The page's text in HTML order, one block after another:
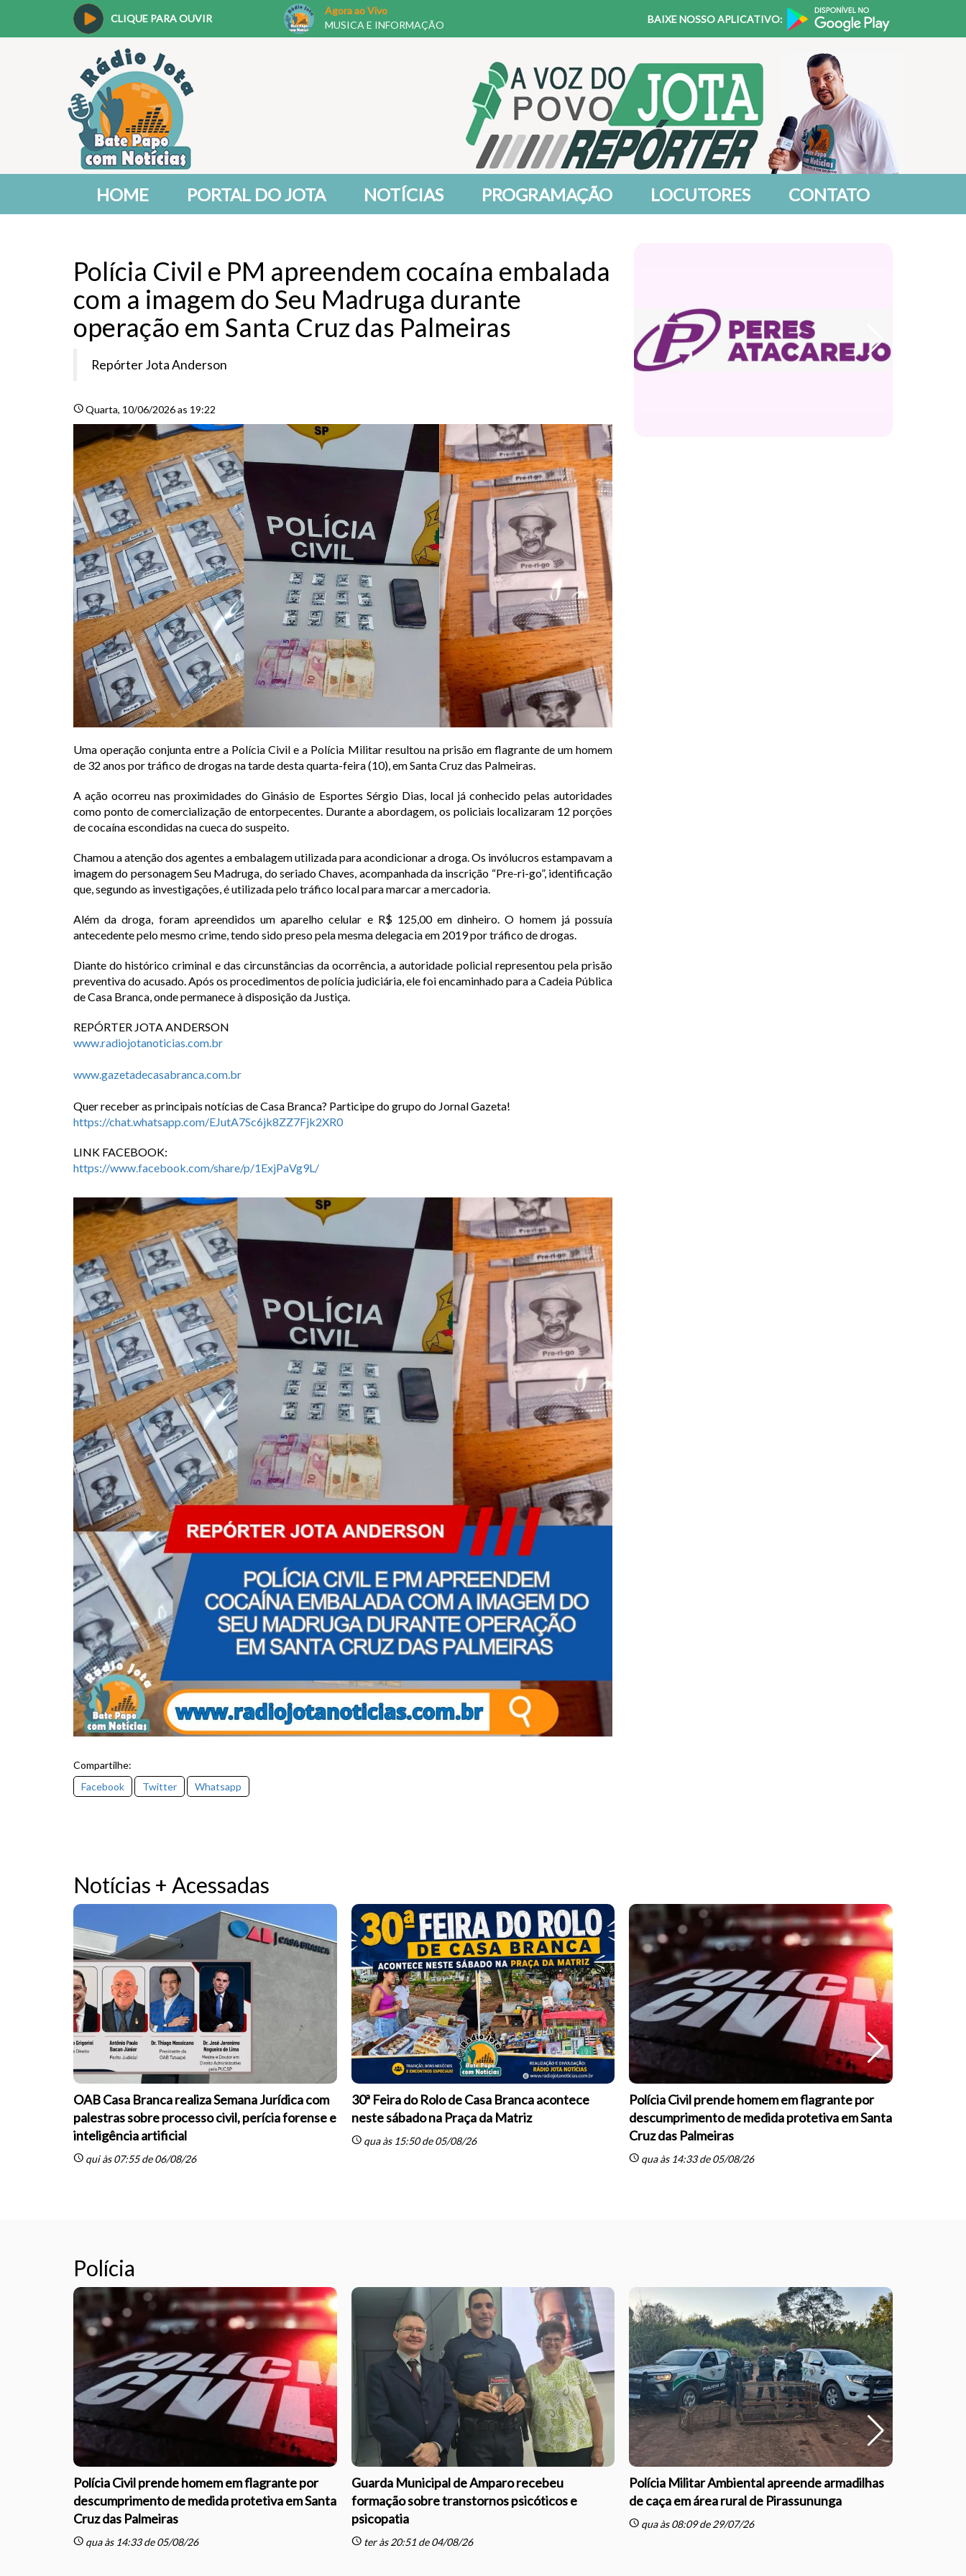
CLIQUE PARA OUVIR
Agora ao Vivo
MUSICA E INFORMAÇÃO
BAIXE NOSSO APLICATIVO:
HOME PORTAL DO JOTA NOTÍCIAS PROGRAMAÇÃO LOCUTORES CONTATO
Polícia Civil e PM apreendem cocaína embalada
com a imagem do Seu Madruga durante
operação em Santa Cruz das Palmeiras
Repórter Jota Anderson
scheduleQuarta, 10/06/2026 as 19:22
Uma operação conjunta entre a Polícia Civil e a Polícia Militar resultou na prisão em flagrante de um homem
de 32 anos por tráfico de drogas na tarde desta quarta-feira (10), em Santa Cruz das Palmeiras.
A ação ocorreu nas proximidades do Ginásio de Esportes Sérgio Dias, local já conhecido pelas autoridades
como ponto de comercialização de entorpecentes. Durante a abordagem, os policiais localizaram 12 porções
de cocaína escondidas na cueca do suspeito.
Chamou a atenção dos agentes a embalagem utilizada para acondicionar a droga. Os invólucros estampavam a
imagem do personagem Seu Madruga, do seriado Chaves, acompanhada da inscrição “Pre-ri-go”, identificação
que, segundo as investigações, é utilizada pelo tráfico local para marcar a mercadoria.
Além da droga, foram apreendidos um aparelho celular e R$ 125,00 em dinheiro. O homem já possuía
antecedente pelo mesmo crime, tendo sido preso pela mesma delegacia em 2019 por tráfico de drogas.
Diante do histórico criminal e das circunstâncias da ocorrência, a autoridade policial representou pela prisão
preventiva do acusado. Após os procedimentos de polícia judiciária, ele foi encaminhado para a Cadeia Pública
de Casa Branca, onde permanece à disposição da Justiça.
REPÓRTER JOTA ANDERSON
www.radiojotanoticias.com.br
www.gazetadecasabranca.com.br
Quer receber as principais notícias de Casa Branca? Participe do grupo do Jornal Gazeta!
https://chat.whatsapp.com/EJutA7Sc6jk8ZZ7Fjk2XR0
LINK FACEBOOK:
https://www.facebook.com/share/p/1ExjPaVg9L/
Compartilhe:
Facebook
Twitter Whatsapp
Notícias + Acessadas
OAB Casa Branca realiza Semana Jurídica com
palestras sobre processo civil, perícia forense e
inteligência artificial
schedule qui às 07:55 de 06/08/26
30ª Feira do Rolo de Casa Branca acontece
neste sábado na Praça da Matriz
schedulequa às 15:50 de 05/08/26
Polícia Civil prende homem em flagrante por
descumprimento de medida protetiva em Santa
Cruz das Palmeiras
schedule qua às 14:33 de 05/08/26
Polícia
Polícia Civil prende homem em flagrante por
descumprimento de medida protetiva em Santa
Cruz das Palmeiras
schedule qua às 14:33 de 05/08/26
Guarda Municipal de Amparo recebeu
formação sobre transtornos psicóticos e
psicopatia
scheduleter às 20:51 de 04/08/26
Polícia Militar Ambiental apreende armadilhas
de caça em área rural de Pirassununga
schedule qua às 08:09 de 29/07/26